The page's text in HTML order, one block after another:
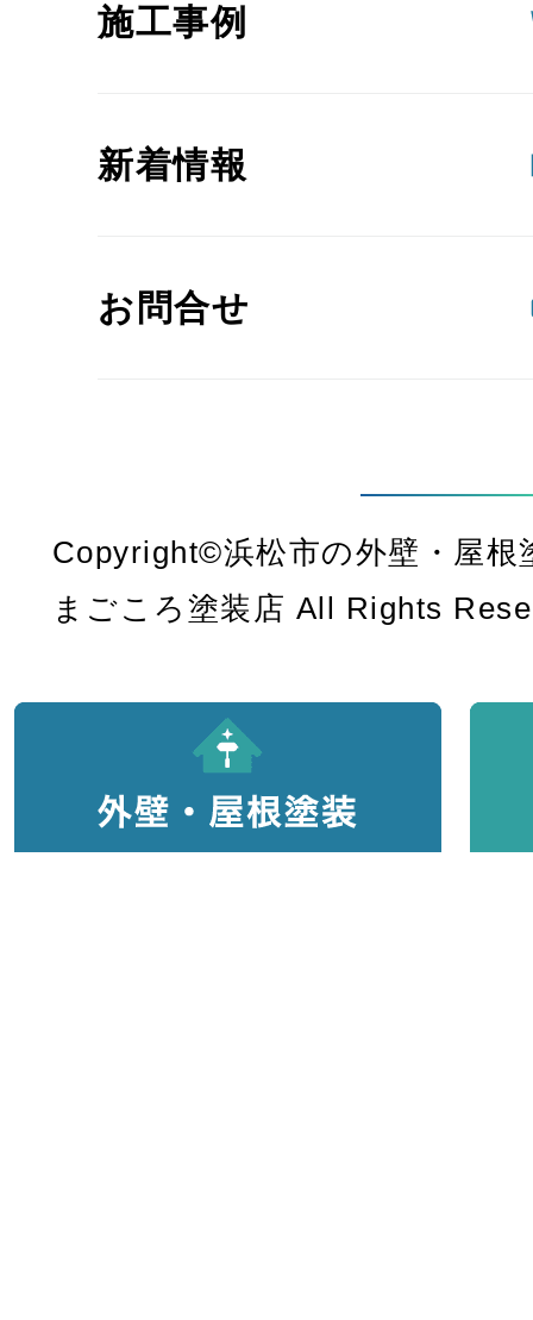
施工事例
新着情報
お問合せ
Copyright©浜松市の外壁・屋根
まごころ塗装店 All Rights